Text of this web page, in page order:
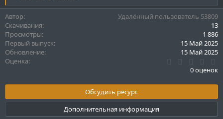
е
к
ц
и
и
:
Автор
Удалённый пользователь 53809
Скачивания
13
Просмотры
1 886
Первый выпуск
15 Май 2025
Обновление
15 Май 2025
Оценка
0
0
в
ё
з
0 оценок
Обсудить ресурс
Дополнительная информация